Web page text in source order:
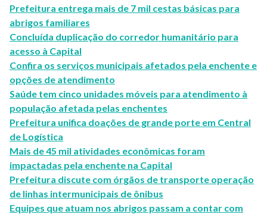
Prefeitura entrega mais de 7 mil cestas básicas para
abrigos familiares
Concluída duplicação do corredor humanitário para
acesso à Capital
Confira os serviços municipais afetados pela enchente e
opções de atendimento
Saúde tem cinco unidades móveis para atendimento à
população afetada pelas enchentes
Prefeitura unifica doações de grande porte em Central
de Logística
Mais de 45 mil atividades econômicas foram
impactadas pela enchente na Capital
Prefeitura discute com órgãos de transporte operação
de linhas intermunicipais de ônibus
Equipes que atuam nos abrigos passam a contar com